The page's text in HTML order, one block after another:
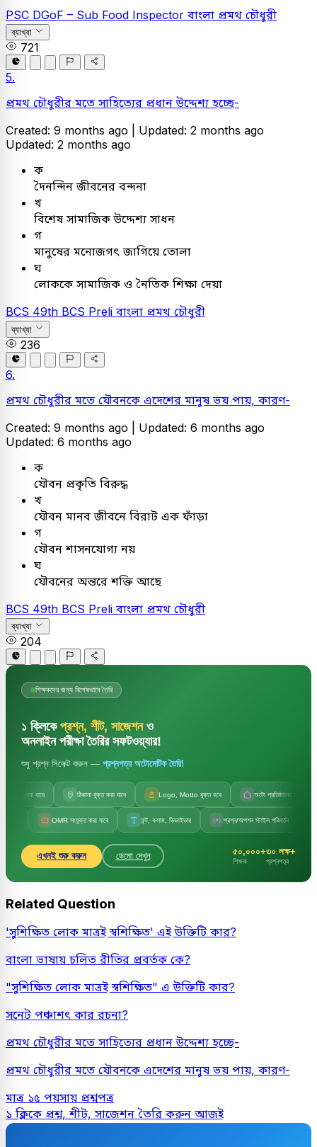
PSC DGoF – Sub Food Inspector বাংলা প্রমথ চৌধুরী
ব্যাখ্যা
721
5.
প্রমথ চৌধুরীর মতে সাহিত্যের প্রধান উদ্দেশ্য হচ্ছে-
Created: 9 months ago | Updated: 2 months ago
Updated: 2 months ago
ক
দৈনন্দিন জীবনের বন্দনা
খ
বিশেষ সামাজিক উদ্দেশ্য সাধন
গ
মানুষের মনোজগৎ জাগিয়ে তোলা
ঘ
লোককে সামাজিক ও নৈতিক শিক্ষা দেয়া
BCS 49th BCS Preli বাংলা প্রমথ চৌধুরী
ব্যাখ্যা
236
6.
প্রমথ চৌধুরীর মতে যৌবনকে এদেশের মানুষ ভয় পায়, কারণ-
Created: 9 months ago | Updated: 6 months ago
Updated: 6 months ago
ক
যৌবন প্রকৃতি বিরুদ্ধ
খ
যৌবন মানব জীবনে বিরাট এক ফাঁড়া
গ
যৌবন শাসনযোগ্য নয়
ঘ
যৌবনের অন্তরে শক্তি আছে
BCS 49th BCS Preli বাংলা প্রমথ চৌধুরী
ব্যাখ্যা
204
শিক্ষকদের জন্য বিশেষভাবে তৈরি
১ ক্লিকে প্রশ্ন, শীট, সাজেশনও
অনলাইন পরীক্ষা তৈরির সফটওয়্যার!
শুধু প্রশ্ন সিলেক্ট করুন — প্রশ্নপত্র অটোমেটিক তৈরি!
ঠিকানা যুক্ত করা যাবে Logo, Motto যুক্ত হবে অটো প্রতিষ্ঠানের নাম
OMR সংযুক্ত করা যাবে ফন্ট, কলাম, ডিভাইডার প্রশ্ন/অপশন স্টাইল পরিবর্তন
এখনই শুরু করুন ডেমো দেখুন ৫০,০০০+
শিক্ষক
৩০ লক্ষ+
প্রশ্নপত্র
Related Question
'সুশিক্ষিত লোক মাত্রই স্বশিক্ষিত' এই উক্তিটি কার?
বাংলা ভাষায় চলিত রীতির প্রবর্তক কে?
"সুশিক্ষিত লোক মাত্রই স্বশিক্ষিত" এ উক্তিটি কার?
সনেট পঞ্চাশৎ কার রচনা?
প্রমথ চৌধুরীর মতে সাহিত্যের প্রধান উদ্দেশ্য হচ্ছে-
প্রমথ চৌধুরীর মতে যৌবনকে এদেশের মানুষ ভয় পায়, কারণ-
মাত্র ১৫ পয়সায় প্রশ্নপত্র
১ ক্লিকে প্রশ্ন, শীট, সাজেশন তৈরি করুন আজই